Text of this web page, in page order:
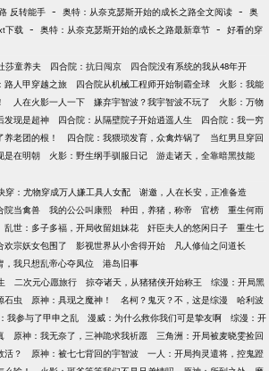
反转能手 - 奥特：从奈克瑟斯开始的成长之路全文阅读 - 奥
下载 - 奥特：从奈克瑟斯开始的成长之路最新章节 - 好看的穿
莎童养夫 四合院：抗日闯京
四合院没有系统的我从48年开
路人甲穿越之旅 四合院从机械工程师开始制霸全球
火影：我能
人在火影一人一下 嫌弃宇智波？我宇智波不玩了
火影：万物
发现是超神 四合院：从隔壁院子开始逍遥人生
四合院：我一穷
老团的根！ 四合院：我猥琐发育，众禽炸锅了
当红男旦穿回
是在明朝 火影：野生纲手驯服日记
游走诸天，全靠暗黑技能
穿：尤物穿成万人嫌工具人女配
谢邀，人在长安，正准备造
院当禽兽 我的公公叫康熙 种田，养猪，称帝 官榜
重生何雨
乱世：多子多福，开局收留姐妹花 奸臣夫人的悠闲日子
重生七
欢宗妖女包围了 影视世界从小舍得开始
凡人修仙之问道长
，我只想乱帝心夺凤位 港岛旧事
二次元心愿旅行 掠夺诸天，从猪猪侠开始称王
综漫：开局黑
石虫 原神：具现之魔神！ 名柯？鬼灭？不，这是综漫
哈利波
我参与了甲申之乱 漫威：为什么救你我们可是挚友啊
综漫：开
原神：我无奈了，三神跪求我祈愿
三角洲：开局被麦晓雯捡回
活？ 原神：被七七背回的宇智波
一人：开局拘灵遣将，控鬼蹬